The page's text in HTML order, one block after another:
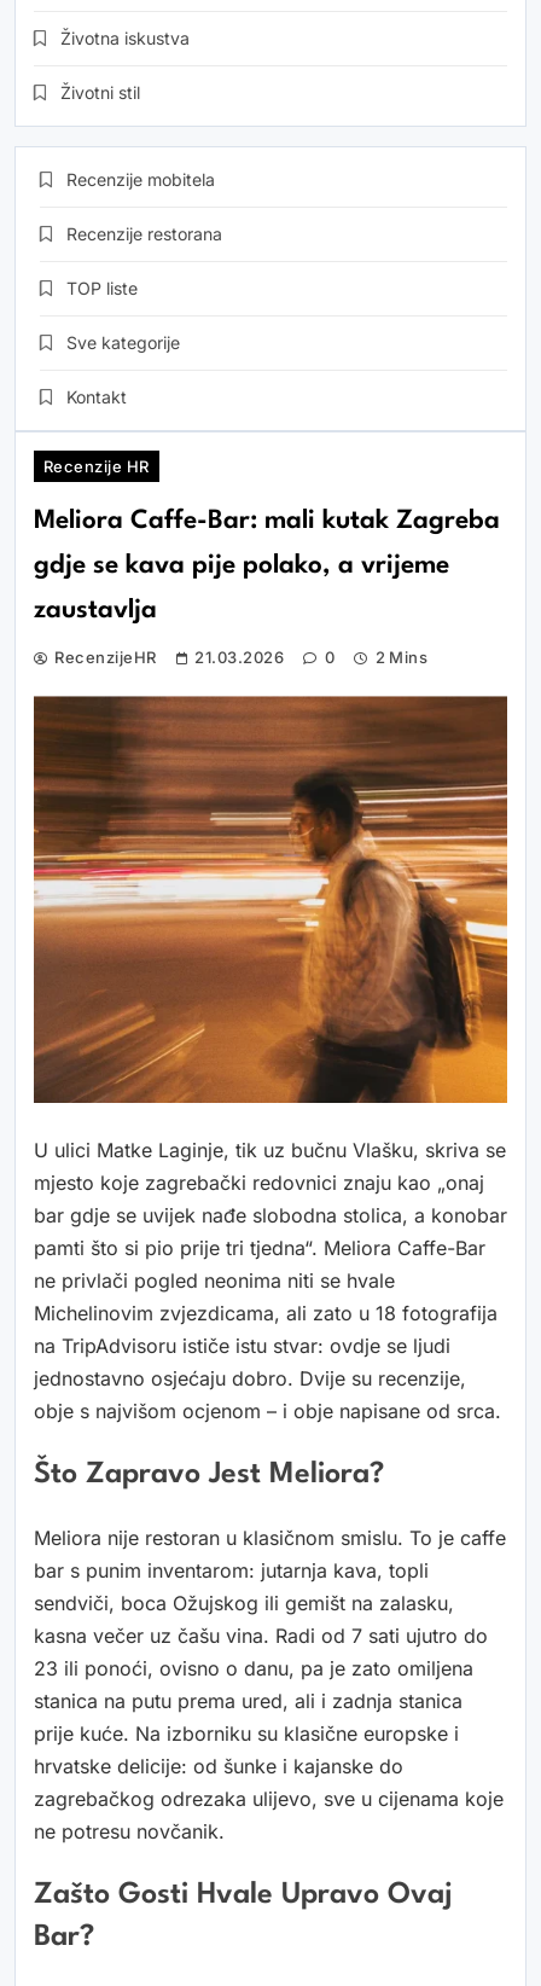
Recenzije HR
Meliora Caffe-Bar: mali kutak Zagreba
gdje se kava pije polako, a vrijeme
zaustavlja
RecenzijeHR 21.03.2026 0 2 Mins
U ulici Matke Laginje, tik uz bučnu Vlašku, skriva se
mjesto koje zagrebački redovnici znaju kao „onaj
bar gdje se uvijek nađe slobodna stolica, a konobar
pamti što si pio prije tri tjedna“. Meliora Caffe-Bar
ne privlači pogled neonima niti se hvale
Michelinovim zvjezdicama, ali zato u 18 fotografija
na TripAdvisoru ističe istu stvar: ovdje se ljudi
jednostavno osjećaju dobro. Dvije su recenzije,
obje s najvišom ocjenom – i obje napisane od srca.
Što Zapravo Jest Meliora?
Meliora nije restoran u klasičnom smislu. To je caffe
bar s punim inventarom: jutarnja kava, topli
sendviči, boca Ožujskog ili gemišt na zalasku,
kasna večer uz čašu vina. Radi od 7 sati ujutro do
23 ili ponoći, ovisno o danu, pa je zato omiljena
stanica na putu prema ured, ali i zadnja stanica
prije kuće. Na izborniku su klasične europske i
hrvatske delicije: od šunke i kajanske do
zagrebačkog odrezaka ulijevo, sve u cijenama koje
ne potresu novčanik.
Zašto Gosti Hvale Upravo Ovaj
Bar?
Životna iskustva
Životni stil
Recenzije mobitela
Recenzije restorana
TOP liste
Sve kategorije
Kontakt